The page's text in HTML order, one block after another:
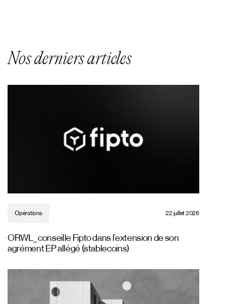
Nos derniers articles
Opérations 22 juillet 2026
ORWL_ conseille Fipto dans l’extension de son
agrément EP allégé (stablecoins)